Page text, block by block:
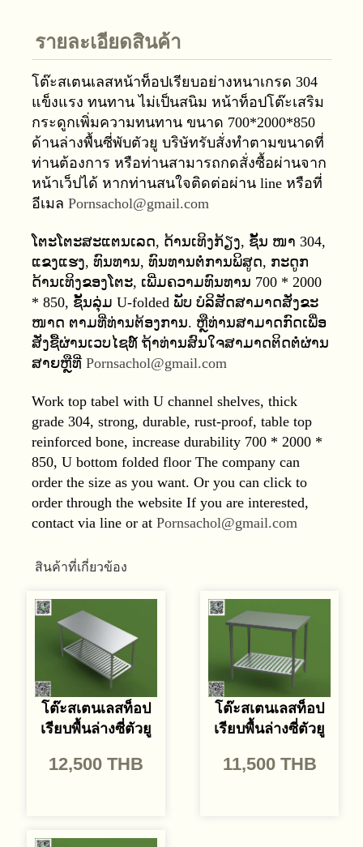
รายละเอียดสินค้า
โต๊ะสเตนเลสหน้าท็อปเรียบอย่างหนาเกรด 304
แข็งแรง ทนทาน ไม่เป็นสนิม หน้าท็อปโต๊ะเสริม
กระดูกเพิ่มความทนทาน ขนาด 700*2000*850
ด้านล่างพื้นซี่พับตัวยู บริษัทรับสั่งทำตามขนาดที่
ท่านต้องการ หรือท่านสามารถกดสั่งซื้อผ่านจาก
หน้าเว็ปได้ หากท่านสนใจติดต่อผ่าน line หรือที่
อีเมล Pornsachol@gmail.com
ໂຕະໂຕະສະແຕນເລດ, ດ້ານເທິງກ້ຽງ, ຊັ້ນ ໜາ 304,
ແຂງແຮງ, ທົນທານ, ທົນທານຕໍ່ການພິສູດ, ກະດູກ
ດ້ານເທິງຂອງໂຕະ, ເພີ່ມຄວາມທົນທານ 700 * 2000
* 850, ຊັ້ນລຸ່ມ U-folded ພັບ ບໍລິສັດສາມາດສັ່ງຂະ
ໜາດ ຕາມທີ່ທ່ານຕ້ອງການ. ຫຼືທ່ານສາມາດກົດເພື່ອ
ສັ່ງຊື້ຜ່ານເວບໄຊທ໌ ຖ້າທ່ານສົນໃຈສາມາດຕິດຕໍ່ຜ່ານ
ສາຍຫຼືທີ່ Pornsachol@gmail.com
Work top tabel with U channel shelves, thick
grade 304, strong, durable, rust-proof, table top
reinforced bone, increase durability 700 * 2000 *
850, U bottom folded floor The company can
order the size as you want. Or you can click to
order through the website If you are interested,
contact via line or at Pornsachol@gmail.com
สินค้าที่เกี่ยวข้อง
โต๊ะสเตนเลสท็อป
เรียบพื้นล่างซี่ตัวยู
12,500 THB
โต๊ะสเตนเลสท็อป
เรียบพื้นล่างซี่ตัวยู
11,500 THB